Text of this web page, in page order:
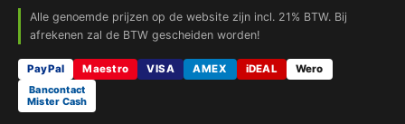
Alle genoemde prijzen op de website zijn incl. 21% BTW. Bij
afrekenen zal de BTW gescheiden worden!
PayPal Maestro VISA AMEX iDEAL
Wero
Bancontact
Mister Cash